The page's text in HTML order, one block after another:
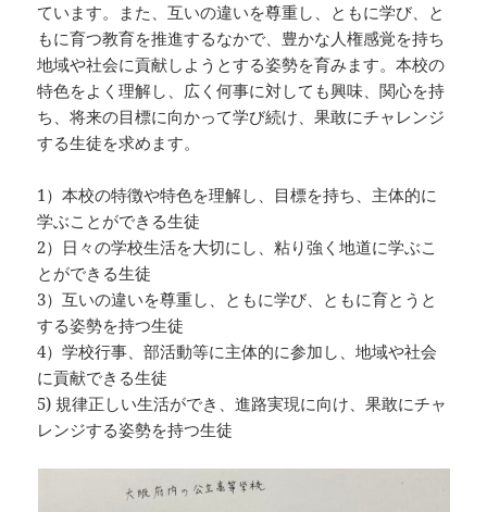
ています。また、互いの違いを尊重し、ともに学び、と
もに育つ教育を推進するなかで、豊かな人権感覚を持ち
地域や社会に貢献しようとする姿勢を育みます。本校の
特色をよく理解し、広く何事に対しても興味、関心を持
ち、将来の目標に向かって学び続け、果敢にチャレンジ
する生徒を求めます。
1）本校の特徴や特色を理解し、目標を持ち、主体的に
学ぶことができる生徒
2）日々の学校生活を大切にし、粘り強く地道に学ぶこ
とができる生徒
3）互いの違いを尊重し、ともに学び、ともに育とうと
する姿勢を持つ生徒
4）学校行事、部活動等に主体的に参加し、地域や社会
に貢献できる生徒
5) 規律正しい生活ができ、進路実現に向け、果敢にチャ
レンジする姿勢を持つ生徒